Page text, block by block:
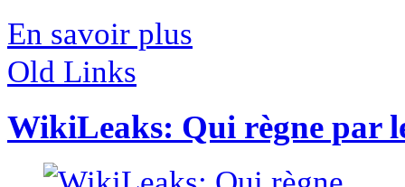
En savoir plus
Old Links
WikiLeaks: Qui règne par